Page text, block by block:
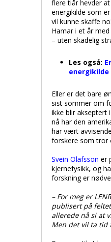
flere tiår hevder
energikilde som
vil kunne skaffe
Hamar i et år
– uten skadelig
Les også:
energikilde
Eller er det bare
sist sommer om
ikke blir akseptert
nå har den
har vært
forskere som tror
Svein Olafsson er
kjernefysikk, og
forskning er
– For meg er
publisert på
allerede nå si at
Men det vil ta tid